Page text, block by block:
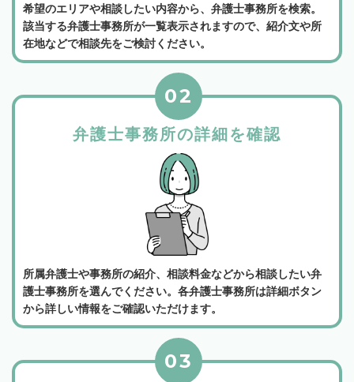
希望のエリアや相談したい内容から、弁護士事務所を検索。
該当する弁護士事務所が一覧表示されますので、紹介文や所
在地などで相談先をご検討ください。
弁護士事務所の詳細を確認
02
所属弁護士や事務所の紹介、相談料金などから相談したい弁
護士事務所を選んでください。各弁護士事務所は詳細ボタン
から詳しい情報をご確認いただけます。
03